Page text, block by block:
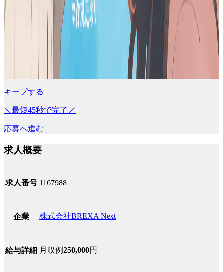
キープする
＼最短45秒で完了／
応募へ進む
求人概要
求人番号 1167988
企業 株式会社BREXA Next
給与詳細 月収例250,000円